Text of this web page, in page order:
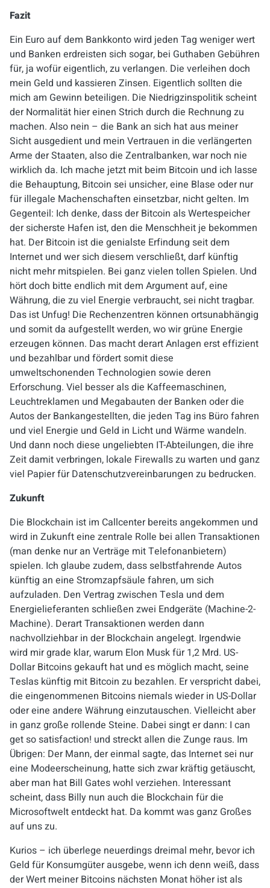
Fazit
Ein Euro auf dem Bankkonto wird jeden Tag weniger wert
und Banken erdreisten sich sogar, bei Guthaben Gebühren
für, ja wofür eigentlich, zu verlangen. Die verleihen doch
mein Geld und kassieren Zinsen. Eigentlich sollten die
mich am Gewinn beteiligen. Die Niedrigzinspolitik scheint
der Normalität hier einen Strich durch die Rechnung zu
machen. Also nein – die Bank an sich hat aus meiner
Sicht ausgedient und mein Vertrauen in die verlängerten
Arme der Staaten, also die Zentralbanken, war noch nie
wirklich da. Ich mache jetzt mit beim Bitcoin und ich lasse
die Behauptung, Bitcoin sei unsicher, eine Blase odernur
für illegale Machenschaften einsetzbar, nicht gelten. Im
Gegenteil: Ich denke, dass der Bitcoin als Wertespeicher
der sicherste Hafen ist, den die Menschheit je bekommen
hat. Der Bitcoin ist die genialste Erfindung seit dem
Internet und wer sich diesem verschließt, darf künftig
nicht mehr mitspielen. Bei ganz vielen tollen Spielen. Und
hört doch bitte endlich mit dem Argument auf, eine
Währung, die zu viel Energie verbraucht, sei nicht tragbar.
Das ist Unfug! Die Rechenzentren können ortsunabhängig
und somit da aufgestellt werden, wo wir grüne Energie
erzeugen können. Das macht derart Anlagen erst effizient
und bezahlbar und fördert somit diese
umweltschonenden Technologien sowie deren
Erforschung. Viel besser als die Kaffeemaschinen,
Leuchtreklamen und Megabauten der Banken oder die
Autos der Bankangestellten, die jeden Tag ins Büro fahren
und viel Energie und Geld in Licht und Wärme wandeln.
Und dann noch diese ungeliebten IT-Abteilungen, die ihre
Zeit damit verbringen, lokale Firewalls zu warten und ganz
viel Papier für Datenschutzvereinbarungen zu bedrucken.
Zukunft
Die Blockchain ist im Callcenter bereits angekommen und
wird in Zukunft eine zentrale Rolle bei allen Transaktionen
(man denke nur an Verträge mit Telefonanbietern)
spielen. Ich glaube zudem, dass selbstfahrende Autos
künftig an eine Stromzapfsäule fahren, um sich
aufzuladen. Den Vertrag zwischen Tesla und dem
Energielieferanten schließen zwei Endgeräte (Machine-2-
Machine). Derart Transaktionen werden dann
nachvollziehbar in der Blockchain angelegt. Irgendwie
wird mir grade klar, warum Elon Musk für 1,2 Mrd. US-
Dollar Bitcoins gekauft hat und es möglich macht, seine
Teslas künftig mit Bitcoin zu bezahlen. Er verspricht dabei,
die eingenommenen Bitcoins niemals wieder in US-Dollar
oder eine andere Währung einzutauschen. Vielleicht aber
in ganz große rollende Steine. Dabei singt er dann: I can
get so satisfaction! und streckt allen die Zunge raus. Im
Übrigen: Der Mann, der einmal sagte, das Internet sei nur
eine Modeerscheinung, hatte sich zwar kräftig getäuscht,
aber man hat Bill Gates wohl verziehen. Interessant
scheint, dass Billy nun auch die Blockchain für die
Microsoftwelt entdeckt hat. Da kommt was ganz Großes
auf uns zu.
Kurios – ich überlege neuerdings dreimal mehr, bevor ich
Geld für Konsumgüter ausgebe, wenn ich denn weiß, dass
der Wert meiner Bitcoins nächsten Monat höher ist als